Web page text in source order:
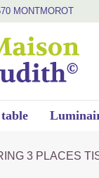
MONTMOROT
3 PLACES